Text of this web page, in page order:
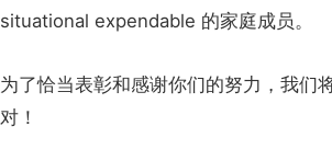
situational expendable 的家庭成员。
为了恰当表彰和感谢你们的努力，我们
对！